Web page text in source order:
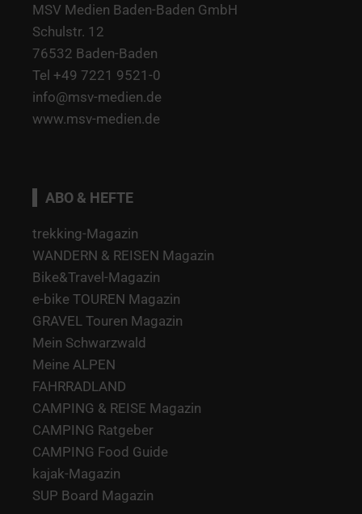
MSV Medien Baden-Baden GmbH
Schulstr. 12
76532 Baden-Baden
Tel +49 7221 9521-0
info@msv-medien.de
www.msv-medien.de
ABO & HEFTE
trekking-Magazin
WANDERN & REISEN Magazin
Bike&Travel-Magazin
e-bike TOUREN Magazin
GRAVEL Touren Magazin
Mein Schwarzwald
Meine ALPEN
FAHRRADLAND
CAMPING & REISE Magazin
CAMPING Ratgeber
CAMPING Food Guide
kajak-Magazin
SUP Board Magazin